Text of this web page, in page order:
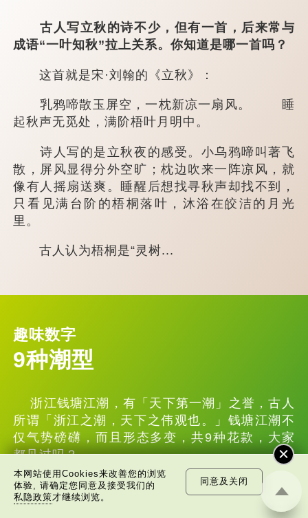
古人写立秋的诗不少，但有一首，后来常与
成语“一叶知秋”拉上关系。你知道是哪一首吗？
这首就是宋·刘翰的《立秋》：
乳鸦啼散玉屏空，一枕新凉一扇风。 睡
起秋声无觅处，满阶梧叶月明中。
诗人写的是立秋夜的感受。小乌鸦啼叫著飞
散，屏风显得分外空旷；枕边吹来一阵凉风，就
像有人摇扇送爽。睡醒后想找寻秋声却找不到，
只看见满台阶的梧桐落叶，沐浴在皎洁的月光
里。
古人认为梧桐是“灵树...
趣味数字
9种潮型
浙江钱塘江潮，有「天下第一潮」之誉，古人
所谓「浙江之潮，天下之伟观也。」钱塘江潮不
仅气势磅礴，而且形态多变，共9种花款，大家
都见过吗？
本网站使用Cookies来改善您的浏览
体验, 请确定您同意及接受我们的
私隐政策才继续浏览。
同意及关闭